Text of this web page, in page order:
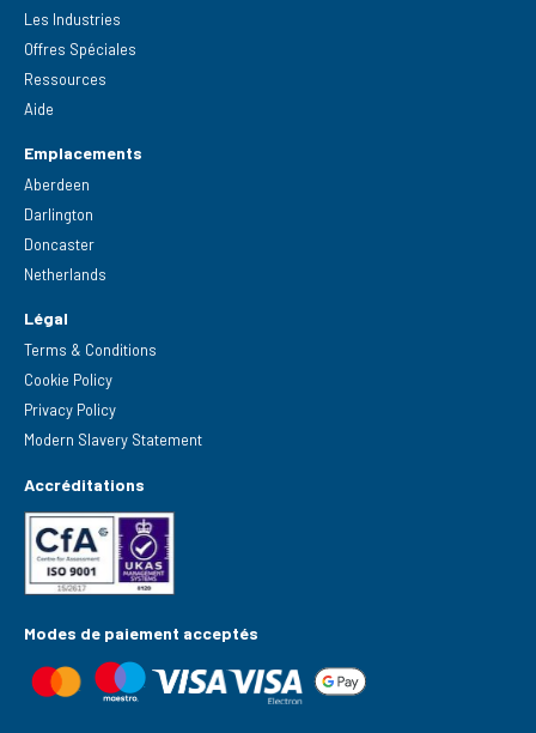
Les Industries
Offres Spéciales
Ressources
Aide
Emplacements
Aberdeen
Darlington
Doncaster
Netherlands
Légal
Terms & Conditions
Cookie Policy
Privacy Policy
Modern Slavery Statement
Accréditations
Modes de paiement acceptés